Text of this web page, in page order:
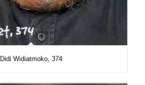
Didi Widiatmoko, 374